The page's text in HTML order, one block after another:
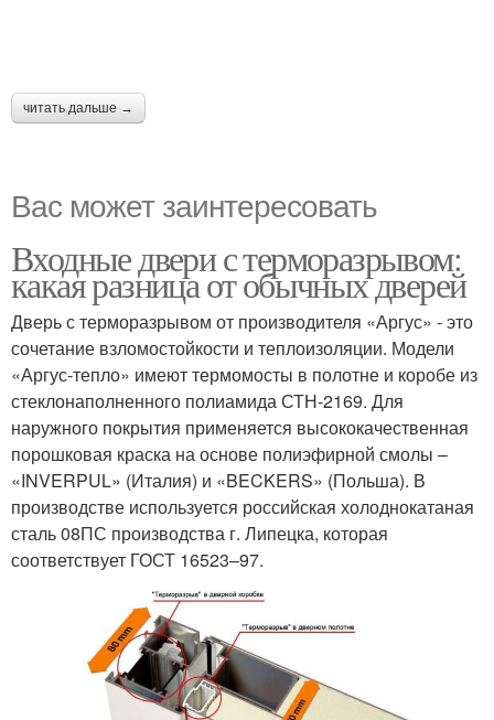
читать дальше →
Вас может заинтересовать
Входные двери с терморазрывом:
какая разница от обычных дверей
Дверь с терморазрывом от производителя «Аргус» - это
сочетание взломостойкости и теплоизоляции. Модели
«Аргус-тепло» имеют термомосты в полотне и коробе из
стеклонаполненного полиамида СТН-2169. Для
наружного покрытия применяется высококачественная
порошковая краска на основе полиэфирной смолы –
«INVERPUL» (Италия) и «BECKERS» (Польша). В
производстве используется российская холоднокатаная
сталь 08ПС производства г. Липецка, которая
соответствует ГОСТ 16523–97.